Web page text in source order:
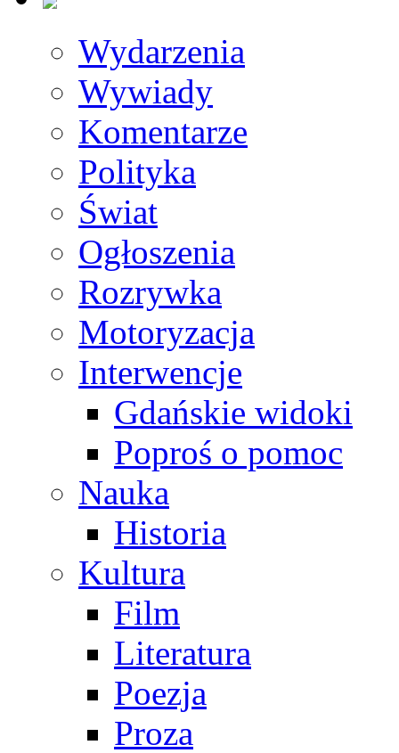
Wydarzenia
Wywiady
Komentarze
Polityka
Świat
Ogłoszenia
Rozrywka
Motoryzacja
Interwencje
Gdańskie widoki
Poproś o pomoc
Nauka
Historia
Kultura
Film
Literatura
Poezja
Proza